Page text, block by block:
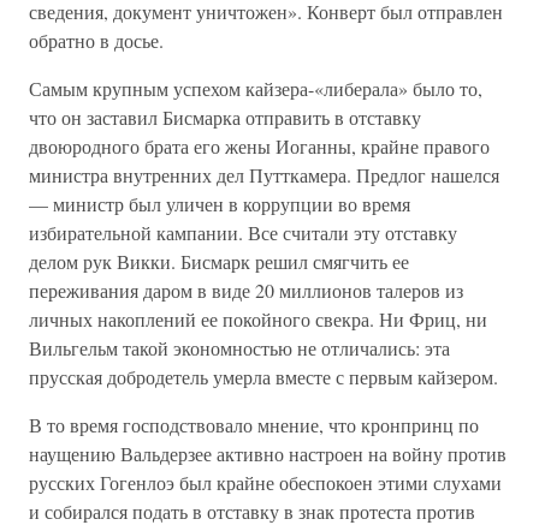
сведения, документ уничтожен». Конверт был отправлен
обратно в досье.
Самым крупным успехом кайзера-«либерала» было то,
что он заставил Бисмарка отправить в отставку
двоюродного брата его жены Иоганны, крайне правого
министра внутренних дел Путткамера. Предлог нашелся
— министр был уличен в коррупции во время
избирательной кампании. Все считали эту отставку
делом рук Викки. Бисмарк решил смягчить ее
переживания даром в виде 20 миллионов талеров из
личных накоплений ее покойного свекра. Ни Фриц, ни
Вильгельм такой экономностью не отличались: эта
прусская добродетель умерла вместе с первым кайзером.
В то время господствовало мнение, что кронпринц по
наущению Вальдерзее активно настроен на войну против
русских Гогенлоэ был крайне обеспокоен этими слухами
и собирался подать в отставку в знак протеста против